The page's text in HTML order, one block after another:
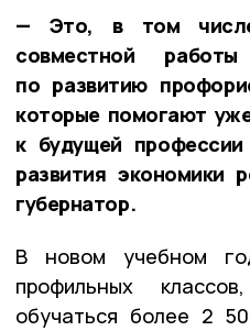
— Это, в том
совместной
по развитию
которые помогают
к будущей
развития экономики
губернатор.
В новом учебном
профильных
обучаться более 2